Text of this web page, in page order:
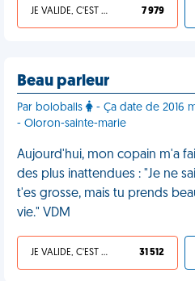
JE VALIDE, C'EST UNE VDM 7 979
Beau parleur
Par boloballs
- Ça date de 2016
- Oloron-sainte-marie
Aujourd'hui, mon copain m'a
des plus inattendues : "Je ne
t'es grosse, mais tu prends
vie." VDM
JE VALIDE, C'EST UNE VDM 31 512